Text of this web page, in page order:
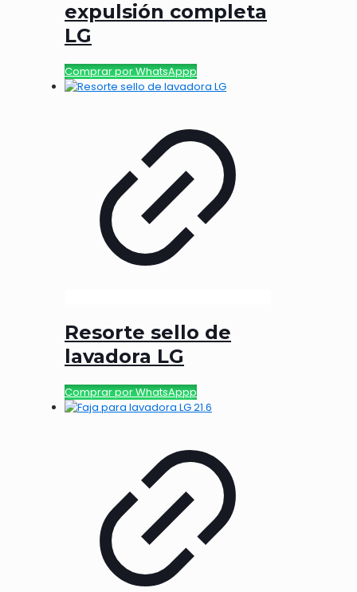
expulsión completa
LG
Comprar por WhatsAppp
Resorte sello de
lavadora LG
Comprar por WhatsAppp